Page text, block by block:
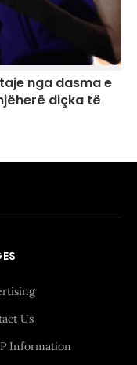
nga dasma e
diçka të
Us
Information